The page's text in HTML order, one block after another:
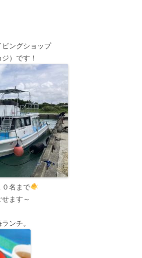
ングショップ
）です！
０名まで
ます～
ンチ。